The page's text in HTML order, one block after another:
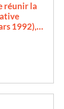
réunir la
1992),…